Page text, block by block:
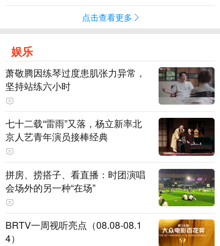
点击查看更多
娱乐
萧敬腾因练琴过度患肌张力异常，
坚持站练六小时
七十二载“雷雨”又落，杨立新率北
京人艺青年演员接棒经典
拼房、捞搭子、看直播：时团演唱
会场外的另一种“在场”
BRTV一周视听亮点（08.08-08.1
4）